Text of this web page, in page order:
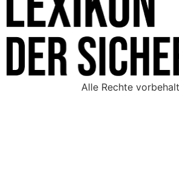
Alle Rechte